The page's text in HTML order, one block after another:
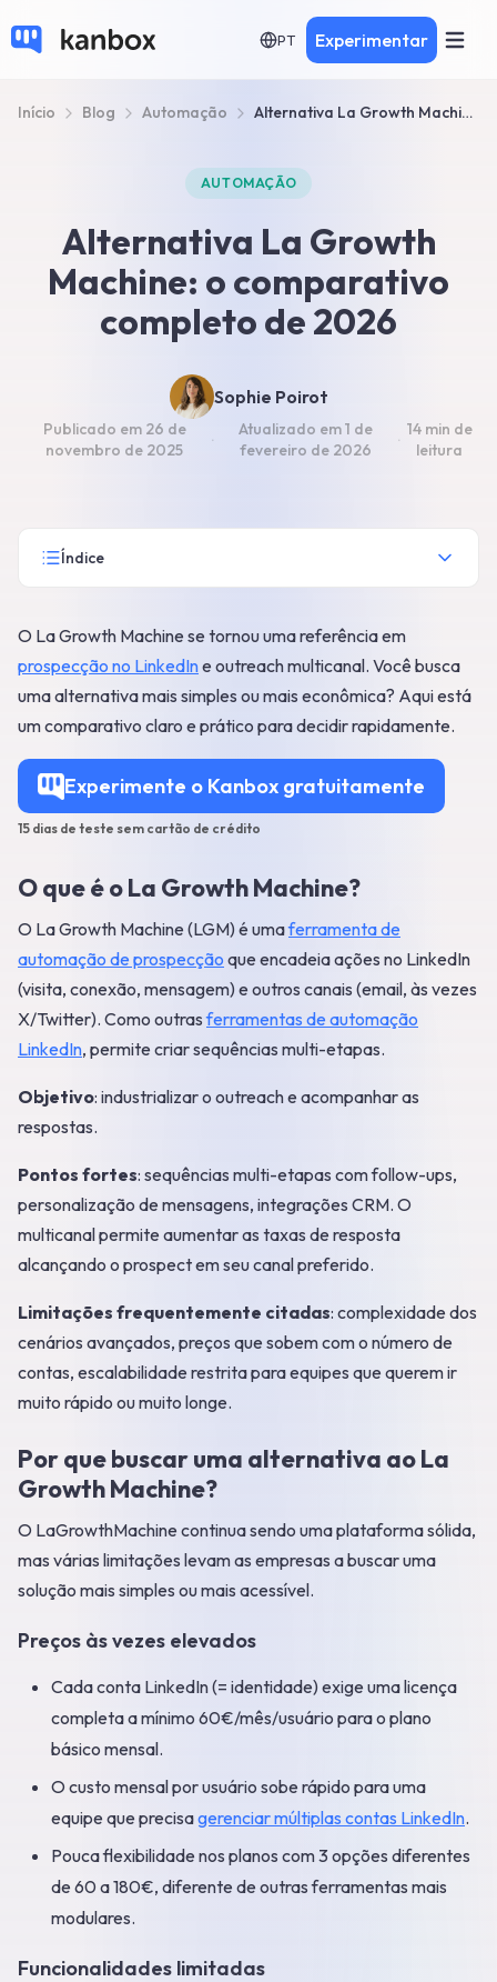
PT Experimentar
Início Blog Automação Alternativa La Growth Machine: Top 7 + Comparativo 2026
AUTOMAÇÃO
Alternativa La Growth
Machine: o comparativo
completo de 2026
Sophie Poirot
Publicado em 26 de
novembro de 2025
·
Atualizado em1 de
fevereiro de 2026
·
14 min de
leitura
Índice
O La Growth Machine se tornou uma referência em
prospecção no LinkedIne outreach multicanal. Você busca
uma alternativa mais simples ou mais econômica? Aqui está
um comparativo claro e prático para decidir rapidamente.
Experimente o Kanbox gratuitamente
15 dias de teste sem cartão de crédito
O que é o La Growth Machine?
O La Growth Machine (LGM) é umaferramenta de
automação de prospecção que encadeia ações no LinkedIn
(visita, conexão, mensagem) e outros canais (email, às vezes
X/Twitter). Como outrasferramentas de automação
LinkedIn, permite criar sequências multi-etapas.
Objetivo: industrializar o outreach e acompanhar as
respostas.
Pontos fortes: sequências multi-etapas com follow-ups,
personalização de mensagens, integrações CRM. O
multicanal permite aumentar as taxas de resposta
alcançando o prospect em seu canal preferido.
Limitações frequentemente citadas: complexidade dos
cenários avançados, preços que sobem com o número de
contas, escalabilidade restrita para equipes que querem ir
muito rápido ou muito longe.
Por que buscar uma alternativa ao La
Growth Machine?
O LaGrowthMachine continua sendo uma plataforma sólida,
mas várias limitações levam as empresas a buscar uma
solução mais simples ou mais acessível.
Preços às vezes elevados
Cada conta LinkedIn (= identidade) exige uma licença
completa a mínimo 60€/mês/usuário para o plano
básico mensal.
O custo mensal por usuário sobe rápido para uma
equipe que precisagerenciar múltiplas contas LinkedIn.
Pouca flexibilidade nos planos com 3 opções diferentes
de 60 a 180€, diferente de outras ferramentas mais
modulares.
Funcionalidades limitadas